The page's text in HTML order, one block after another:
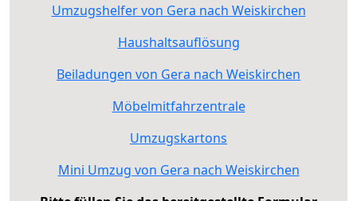
Umzugshelfer von Gera nach Weiskirchen
Haushaltsauflösung
Beiladungen von Gera nach Weiskirchen
Möbelmitfahrzentrale
Umzugskartons
Mini Umzug von Gera nach Weiskirchen